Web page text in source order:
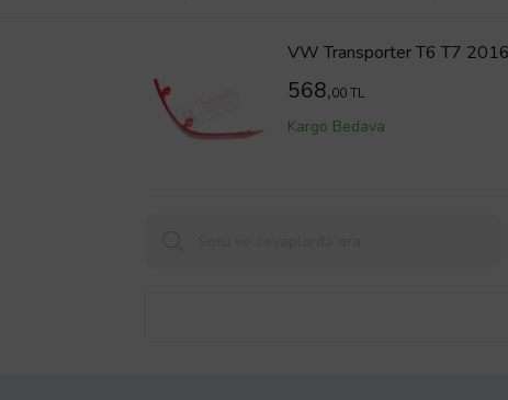
VW Transporter T6 T7
568,00 TL
Kargo Bedava